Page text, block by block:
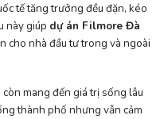
tế tăng trưởng đều đặn, kéo
này giúp dự án Filmore Đà
cho nhà đầu tư trong và ngoài
mang đến giá trị sống lâu
thành phố nhưng vẫn cảm